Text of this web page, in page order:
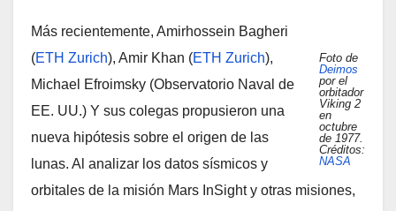
Foto de
Deimos
por el
orbitador
Viking 2
en
octubre
de 1977.
Créditos:
NASA
Más recientemente, Amirhossein Bagheri
(ETH Zurich), Amir Khan (ETH Zurich),
Michael Efroimsky (Observatorio Naval de
EE. UU.) Y sus colegas propusieron una
nueva hipótesis sobre el origen de las
lunas. Al analizar los datos sísmicos y
orbitales de la misión Mars InSight y otras misiones,